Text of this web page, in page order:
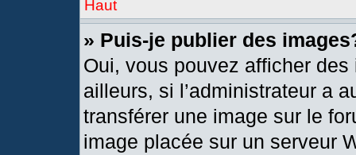
Haut
» Puis-je publier des
Oui, vous pouvez afficher
ailleurs, si l’administrateur a
transférer une image sur le
image placée sur un serveur